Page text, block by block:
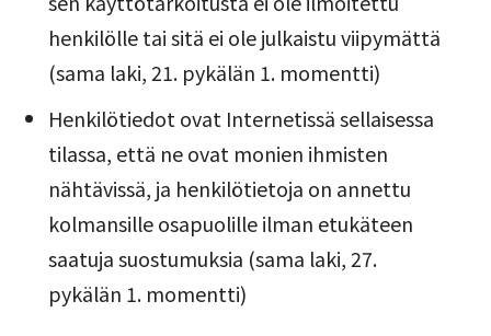
henkilölle tai sitä ei ole julkaistu viipymättä
(sama laki, 21. pykälän 1. momentti)
Henkilötiedot ovat Internetissä sellaisessa
tilassa, että ne ovat monien ihmisten
nähtävissä, ja henkilötietoja on annettu
kolmansille osapuolille ilman etukäteen
saatuja suostumuksia (sama laki, 27.
pykälän 1. momentti)